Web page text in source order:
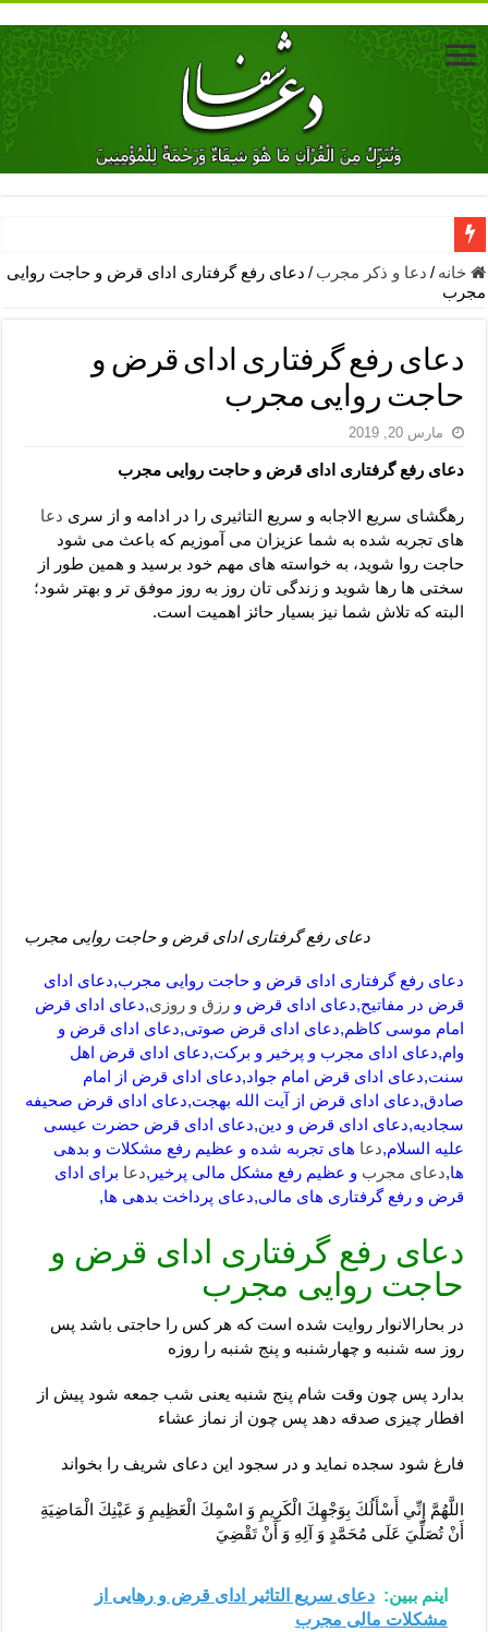
دعای جلب محبت فوری معشوق – دعای جلب محبت شوهر
دعای مشکل گشا برای رفع فقر – ذکرهای روزی‌ بخش
معجزات دعای یا من اظهر الجمیل – دعای یا من اظهر الجمیل برای
مهم ترین اذکار الهی و فضیلت آن ها – ذکر مخصوص مستجاب الدعوه
دعا برای ترس بچه ها در خواب – دعای ترس و بی خوابی کودکان
لا حول ولا قوة الا بالله برای چشم زخم – دعای چشم زخم ماشاالله
دعای قوی رفع ترس – دعای مجرب برای آرامش قلب و رفع اضطراب
دعا برای پولدار شدن در یک روز – دعای ثروت حضرت سلیمان
خانه / دعا و ذکر مجرب / دعای رفع گرفتاری ادای قرض و حاجت روایی
مجرب
دعای رفع گرفتاری ادای قرض و
حاجت روایی مجرب
مارس 20, 2019
دعای رفع گرفتاری ادای قرض و حاجت روایی مجرب
رهگشای سریع الاجابه و سریع التاثیری را در ادامه و از سری دعا
های تجربه شده به شما عزیزان می آموزیم که باعث می شود
حاجت روا شوید، به خواسته های مهم خود برسید و همین طور از
سختی ها رها شوید و زندگی تان روز به روز موفق تر و بهتر شود؛
البته که تلاش شما نیز بسیار حائز اهمیت است.
دعای رفع گرفتاری ادای قرض و حاجت روایی مجرب
دعای رفع گرفتاری ادای قرض و حاجت روایی مجرب,دعای ادای
قرض در مفاتیح,دعای ادای قرض ورزق و روزی,دعای ادای قرض
امام موسی کاظم,دعای ادای قرض صوتی,دعای ادای قرض و
وام,دعای ادای مجرب و پرخیر و برکت,دعای ادای قرض اهل
سنت,دعای ادای قرض امام جواد,دعای ادای قرض از امام
صادق,دعای ادای قرض از آیت الله بهجت,دعای ادای قرض صحیفه
سجادیه,دعای ادای قرض و دین,دعای ادای قرض حضرت عیسی
علیه السلام,دعا های تجربه شده و عظیم رفع مشکلات و بدهی
ها,دعای مجرب و عظیم رفع مشکل مالی پرخیر,دعا برای ادای
قرض و رفع گرفتاری های مالی,دعای پرداخت بدهی ها,
دعای رفع گرفتاری ادای قرض و
حاجت روایی مجرب
در بحارالانوار روایت شده است که هر کس را حاجتی باشد پس
روز سه شنبه و چهارشنبه و پنج شنبه را روزه
بدارد پس چون وقت شام پنج شنبه یعنی شب جمعه شود پیش از
افطار چیزی صدقه دهد پس چون از نماز عشاء
فارغ شود سجده نماید و در سجود این دعای شریف را بخواند
اللَّهُمَّ إِنِّي أَسْأَلُكَ بِوَجْهِكَ‏ الْكَرِيمِ‏ وَ اسْمِكَ‏ الْعَظِيمِ‏ وَ عَيْنِكَ‏ الْمَاضِيَةِ
أَنْ تُصَلِّيَ عَلَى مُحَمَّدٍ وَ آلِهِ وَ أَنْ تَقْضِيَ
اینم ببین: دعای سریع التاثیر ادای قرض و رهایی از
مشکلات مالی مجرب